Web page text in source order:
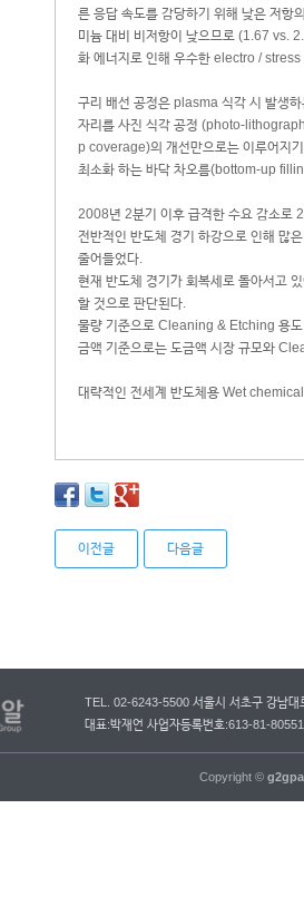
른 응답 속도를 감당하기 위해 낮은 저
미늄 대비 비저항이 낮으므로 (1.67 vs.
화 에너지로 인해 우수한 electro /
구리 배선 공정은 plasma 식각 시 발생
자리를 사진 식각 공정 (photo-
p coverage)의 개선만으로는 이루어지
최소화 하는 바닥 차오름(bottom-up
2008년 2분기 이후 급격한 수요 감소로
전반적인 반도체 경기 하강으로 인해 많
줄어들었다.
현재 반도체 경기가 회복세로 돌아서고
할 것으로 판단된다.
물량 기준으로 Cleaning & Etching 용도
금액 기준으로는 도금액 시장 규모와
대략적인 전세계 반도체용 Wet
이전글 다음글
TEL. 02-6243-5500 서울시 서초구 강남대
대표:박재언 사업자등록번호:613-81-
Copyright ©